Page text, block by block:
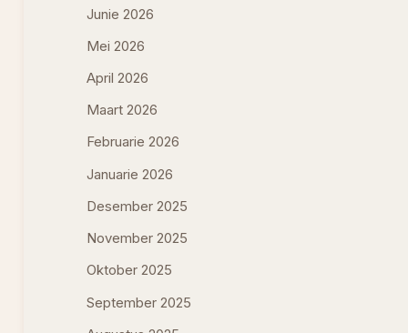
Junie 2026
Mei 2026
April 2026
Maart 2026
Februarie 2026
Januarie 2026
Desember 2025
November 2025
Oktober 2025
September 2025